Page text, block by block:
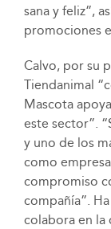
sana y feliz”,
promociones
Calvo, por su
Tiendanimal
Mascota
este sector”.
y uno de los
como
compromiso
compañía”.
colabora en la